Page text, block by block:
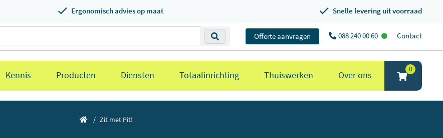
Ergonomisch advies op maat Snelle levering uit voorraad
Offerte aanvragen 088 240 00 60 Contact
Kennis Producten Diensten Totaalinrichting Thuiswerken Over ons
0
Zit met Pit!